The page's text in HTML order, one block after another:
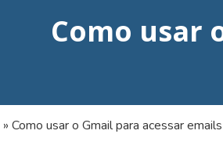
Como usar
» Como usar o Gmail para acessar